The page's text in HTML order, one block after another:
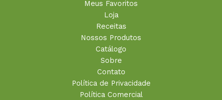
Meus Favoritos
Loja
Receitas
Nossos Produtos
Catálogo
Sobre
Contato
Política de Privacidade
Política Comercial